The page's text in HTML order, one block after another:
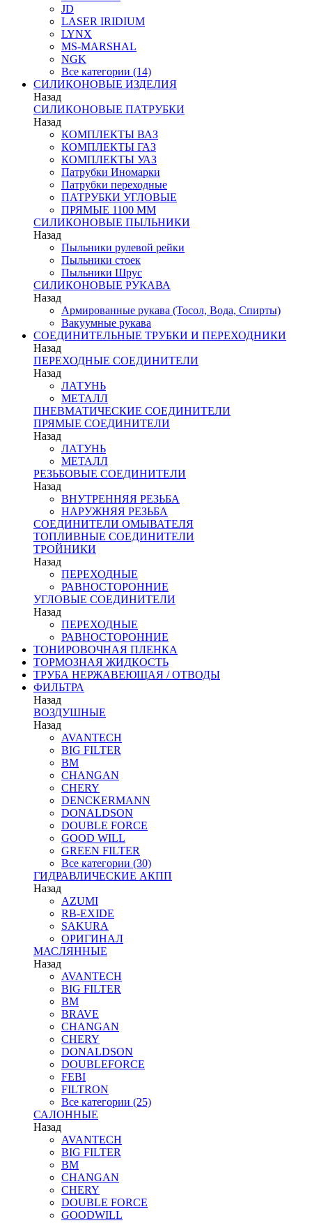
JD
LASER IRIDIUM
LYNX
MS-MARSHAL
NGK
Все категории (14)
СИЛИКОНОВЫЕ ИЗДЕЛИЯ
Назад
СИЛИКОНОВЫЕ ПАТРУБКИ
Назад
КОМПЛЕКТЫ ВАЗ
КОМПЛЕКТЫ ГАЗ
КОМПЛЕКТЫ УАЗ
Патрубки Иномарки
Патрубки переходные
ПАТРУБКИ УГЛОВЫЕ
ПРЯМЫЕ 1100 ММ
СИЛИКОНОВЫЕ ПЫЛЬНИКИ
Назад
Пыльники рулевой рейки
Пыльники стоек
Пыльники Шрус
СИЛИКОНОВЫЕ РУКАВА
Назад
Армированные рукава (Тосол, Вода, Спирты)
Вакуумные рукава
СОЕДИНИТЕЛЬНЫЕ ТРУБКИ И ПЕРЕХОДНИКИ
Назад
ПЕРЕХОДНЫЕ СОЕДИНИТЕЛИ
Назад
ЛАТУНЬ
МЕТАЛЛ
ПНЕВМАТИЧЕСКИЕ СОЕДИНИТЕЛИ
ПРЯМЫЕ СОЕДИНИТЕЛИ
Назад
ЛАТУНЬ
МЕТАЛЛ
РЕЗЬБОВЫЕ СОЕДИНИТЕЛИ
Назад
ВНУТРЕННЯЯ РЕЗЬБА
НАРУЖНЯЯ РЕЗЬБА
СОЕДИНИТЕЛИ ОМЫВАТЕЛЯ
ТОПЛИВНЫЕ СОЕДИНИТЕЛИ
ТРОЙНИКИ
Назад
ПЕРЕХОДНЫЕ
РАВНОСТОРОННИЕ
УГЛОВЫЕ СОЕДИНИТЕЛИ
Назад
ПЕРЕХОДНЫЕ
РАВНОСТОРОННИЕ
ТОНИРОВОЧНАЯ ПЛЕНКА
ТОРМОЗНАЯ ЖИДКОСТЬ
ТРУБА НЕРЖАВЕЮЩАЯ / ОТВОДЫ
ФИЛЬТРА
Назад
ВОЗДУШНЫЕ
Назад
AVANTECH
BIG FILTER
BM
CHANGAN
CHERY
DENCKERMANN
DONALDSON
DOUBLE FORCE
GOOD WILL
GREEN FILTER
Все категории (30)
ГИДРАВЛИЧЕСКИЕ АКПП
Назад
AZUMI
RB-EXIDE
SAKURA
ОРИГИНАЛ
МАСЛЯННЫЕ
Назад
AVANTECH
BIG FILTER
BM
BRAVE
CHANGAN
CHERY
DONALDSON
DOUBLEFORCE
FEBI
FILTRON
Все категории (25)
САЛОННЫЕ
Назад
AVANTECH
BIG FILTER
BM
CHANGAN
CHERY
DOUBLE FORCE
GOODWILL